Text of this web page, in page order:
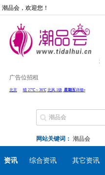
潮品会，欢迎您！
广告位招租
网站关键词： 潮品会
资讯 综合资讯 其它资讯